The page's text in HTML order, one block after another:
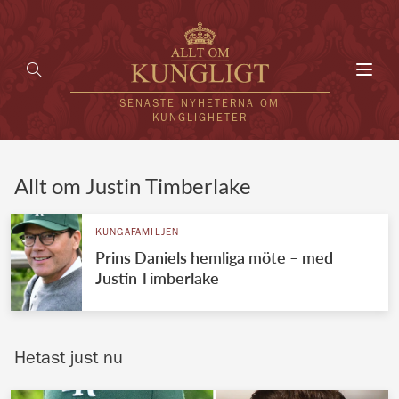
SENASTE NYHETERNA OM
KUNGLIGHETER
UTLÄNDSKT
VÄRLDENS KUNGAHUS
Brittiska kungahuset
Allt om Justin Timberlake
KUNGAFAMILJEN
Prins Daniels hemliga möte – med
Justin Timberlake
Hetast just nu